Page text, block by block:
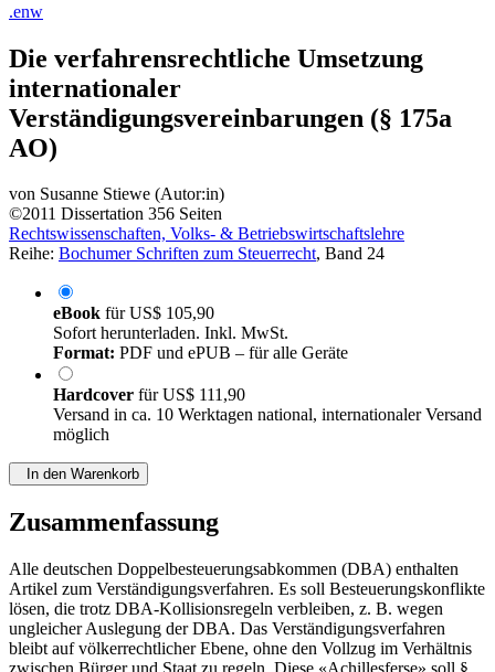
.enw
Die verfahrensrechtliche Umsetzung
internationaler
Verständigungsvereinbarungen (§ 175a
AO)
von Susanne Stiewe (Autor:in)
©2011 Dissertation 356 Seiten
Rechtswissenschaften, Volks- & Betriebswirtschaftslehre
Reihe: Bochumer Schriften zum Steuerrecht, Band 24
eBook fürUS$ 105,90
Sofort herunterladen. Inkl. MwSt.
Format: PDF und ePUB – für alle Geräte
Hardcover fürUS$ 111,90
Versand in ca. 10 Werktagen national, internationaler Versand
möglich
In den Warenkorb
Zusammenfassung
Alle deutschen Doppelbesteuerungsabkommen (DBA) enthalten
Artikel zum Verständigungsverfahren. Es soll Besteuerungskonflikte
lösen, die trotz DBA-Kollisionsregeln verbleiben, z. B. wegen
ungleicher Auslegung der DBA. Das Verständigungsverfahren
bleibt auf völkerrechtlicher Ebene, ohne den Vollzug im Verhältnis